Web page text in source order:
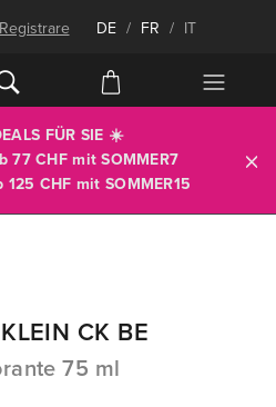
Registrare DE / FR / IT
FÜR SIE ☀️
77 CHF mitSOMMER7
125 CHF mit SOMMER15
CK BE
75 ml